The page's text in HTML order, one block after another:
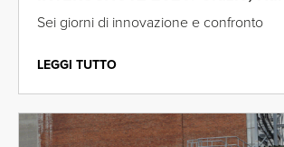
Sei giorni di innovazione e confronto
LEGGI TUTTO